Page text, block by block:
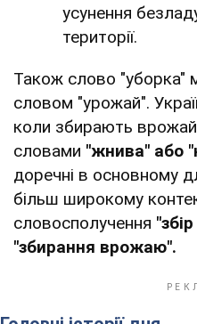
усунення
території.
Також слово "уборка"
словом "урожай".
коли збирають
словами "жнива" або
доречні в основному
більш широкому
словосполучення
"збирання врожаю".